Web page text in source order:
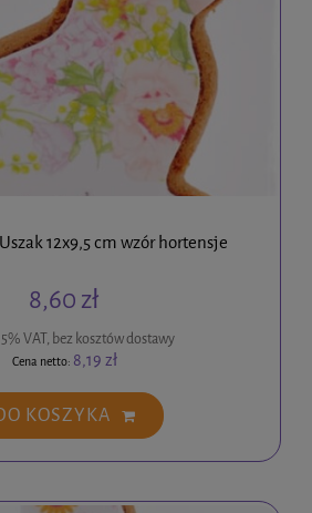
12x9,5 cm wzór hortensje
8,60 zł
VAT, bez kosztów dostawy
Cena netto: 8,19 zł
KOSZYKA